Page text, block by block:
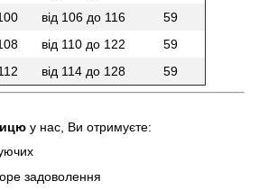
від 106 до 116
59
від 110 до 122
59
від 114 до 128 59
у нас, Ви отримуєте:
задоволення